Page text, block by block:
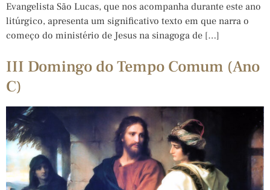
Evangelista São Lucas, que nos acompanha durante este ano
litúrgico, apresenta um significativo texto em que narra o
começo do ministério de Jesus na sinagoga de […]
III Domingo do Tempo Comum (Ano
C)